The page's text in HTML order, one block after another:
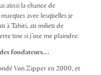
aussi la chance de
avec lesquelles je
à Tahiti, au milieu de
une si j’ose me plaindre.
fondateurs…
Von Zipper en 2000, et